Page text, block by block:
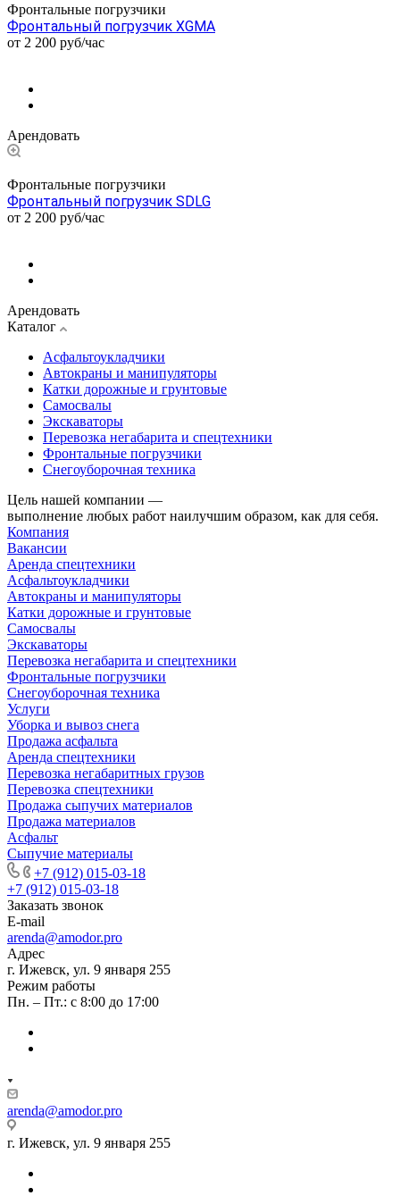
Фронтальные погрузчики
Фронтальный погрузчик XGMA
от 2 200 руб/час
Арендовать
Фронтальные погрузчики
Фронтальный погрузчик SDLG
от 2 200 руб/час
Арендовать
Каталог
Асфальтоукладчики
Автокраны и манипуляторы
Катки дорожные и грунтовые
Самосвалы
Экскаваторы
Перевозка негабарита и спецтехники
Фронтальные погрузчики
Снегоуборочная техника
Цель нашей компании —
выполнение любых работ наилучшим образом, как для себя.
Компания
Вакансии
Аренда спецтехники
Асфальтоукладчики
Автокраны и манипуляторы
Катки дорожные и грунтовые
Самосвалы
Экскаваторы
Перевозка негабарита и спецтехники
Фронтальные погрузчики
Снегоуборочная техника
Услуги
Уборка и вывоз снега
Продажа асфальта
Аренда спецтехники
Перевозка негабаритных грузов
Перевозка спецтехники
Продажа сыпучих материалов
Продажа материалов
Асфальт
Сыпучие материалы
+7 (912) 015-03-18
+7 (912) 015-03-18
Заказать звонок
E-mail
arenda@amodor.pro
Адрес
г. Ижевск, ул. 9 января 255
Режим работы
Пн. – Пт.: с 8:00 до 17:00
arenda@amodor.pro
г. Ижевск, ул. 9 января 255